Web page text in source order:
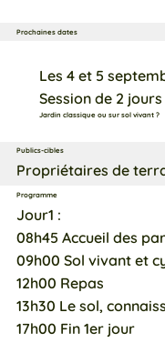
Prochaines dates
Les 4 et 5
Session de 2 jours
Jardin classique ou sur sol vivant ?
Publics-cibles
Propriétaires de
Programme
Jour1 :
08h45 Accueil des
09h00 Sol vivant et
12h00 Repas
13h30 Le sol,
17h00 Fin 1er jour